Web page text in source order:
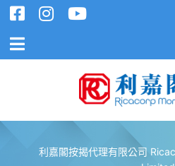
利嘉閣按揭代理有限公司